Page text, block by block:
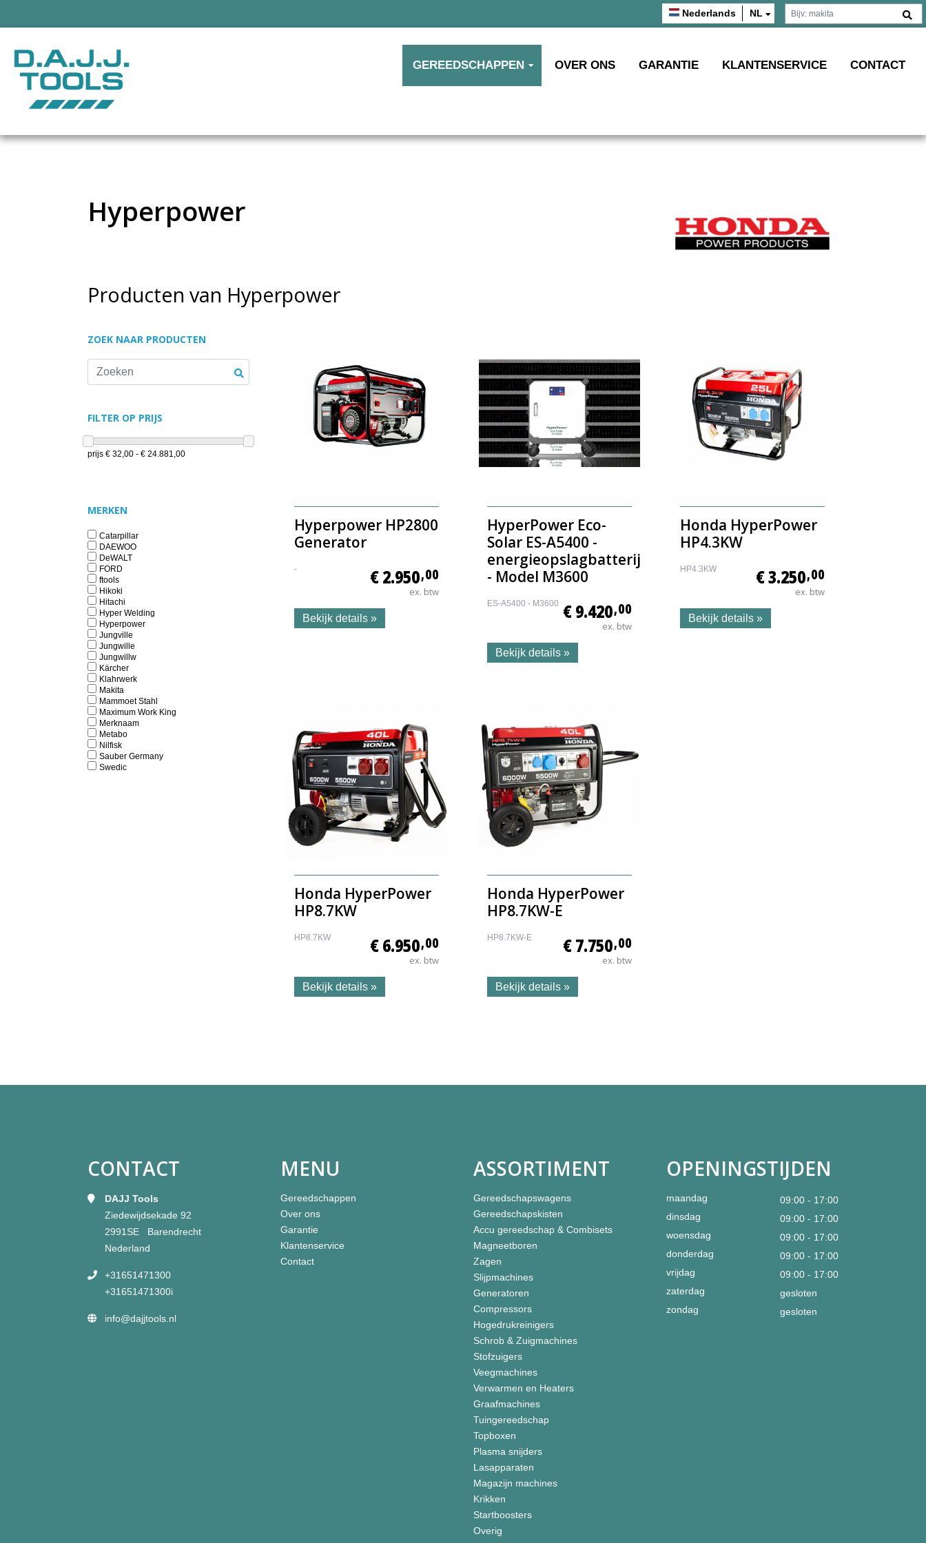
Nederlands NL
GEREEDSCHAPPEN OVER ONS GARANTIE KLANTENSERVICE CONTACT
Hyperpower
Producten van Hyperpower
ZOEK NAAR PRODUCTEN
FILTER OP PRIJS
prijs € 32,00 - € 24.881,00
MERKEN
Catarpillar
DAEWOO
DeWALT
FORD
ftools
Hikoki
Hitachi
Hyper Welding
Hyperpower
Jungville
Jungwille
Jungwillw
Kärcher
Klahrwerk
Makita
Mammoet Stahl
Maximum Work King
Merknaam
Metabo
Nilfisk
Sauber Germany
Swedic
Hyperpower HP2800
Generator
- € 2.950,00
ex. btw
Bekijk details »
HyperPower Eco-
Solar ES-A5400 -
energieopslagbatterij
- Model M3600
ES-A5400 - M3600 € 9.420,00
ex. btw
Bekijk details »
Honda HyperPower
HP4.3KW
HP4.3KW € 3.250,00
ex. btw
Bekijk details »
Honda HyperPower
HP8.7KW
HP8.7KW € 6.950,00
ex. btw
Bekijk details »
Honda HyperPower
HP8.7KW-E
HP8.7KW-E € 7.750,00
ex. btw
Bekijk details »
CONTACT
DAJJ Tools
Ziedewijdsekade 92
2991SE Barendrecht
Nederland
+31651471300
+31651471300i
info@dajjtools.nl
MENU
Gereedschappen
Over ons
Garantie
Klantenservice
Contact
ASSORTIMENT
Gereedschapswagens
Gereedschapskisten
Accu gereedschap & Combisets
Magneetboren
Zagen
Slijpmachines
Generatoren
Compressors
Hogedrukreinigers
Schrob & Zuigmachines
Stofzuigers
Veegmachines
Verwarmen en Heaters
Graafmachines
Tuingereedschap
Topboxen
Plasma snijders
Lasapparaten
Magazijn machines
Krikken
Startboosters
Overig
OPENINGSTIJDEN
maandag
09:00 - 17:00
dinsdag
09:00 - 17:00
woensdag
09:00 - 17:00
donderdag
09:00 - 17:00
vrijdag
09:00 - 17:00
zaterdag
gesloten
zondag
gesloten